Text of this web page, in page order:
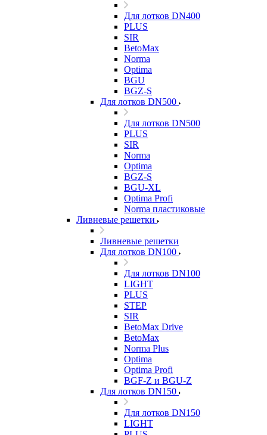
Для лотков DN400
PLUS
SIR
BetoMax
Norma
Optima
BGU
BGZ-S
Для лотков DN500
Для лотков DN500
PLUS
SIR
Norma
Optima
BGZ-S
BGU-XL
Optima Profi
Norma пластиковые
Ливневые решетки
Ливневые решетки
Для лотков DN100
Для лотков DN100
LIGHT
PLUS
STEP
SIR
BetoMax Drive
BetoMax
Norma Plus
Optima
Optima Profi
BGF-Z и BGU-Z
Для лотков DN150
Для лотков DN150
LIGHT